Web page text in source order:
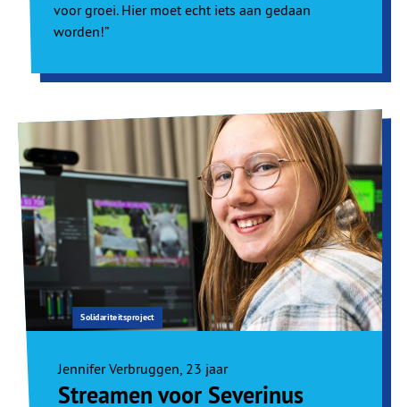
voor groei. Hier moet echt iets aan gedaan
worden!”
Streamen voor Severinus
Jennifer Verbruggen, 23 jaar
Solidariteitsproject